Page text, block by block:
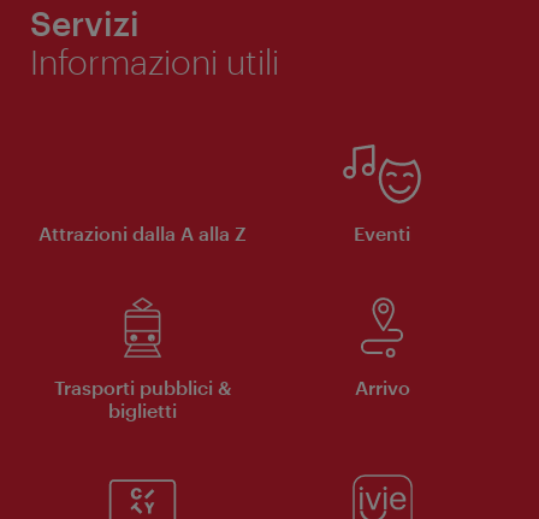
Servizi
Informazioni utili
Attrazioni dalla A alla Z Eventi
Trasporti pubblici &
biglietti
Arrivo